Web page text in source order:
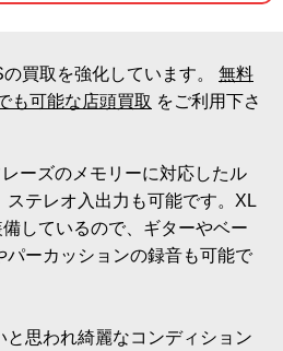
買取を強化しています。 無料
も可能な店頭買取 をご利用下さ
ーズのメモリーに対応したル
ステレオ入出力も可能です。XL
しているので、ギターやベー
パーカッションの録音も可能で
と思われ綺麗なコンディション